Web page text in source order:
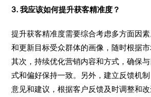
3. 我应该如何提升获客精准度？
提升获客精准度需要综合考虑多方面因
和更新目标受众群体的画像，随时根据市
其次，持续优化营销内容和方式，确保
式和偏好保持一致。另外，建立反馈机
意见和建议，根据客户反馈及时调整和